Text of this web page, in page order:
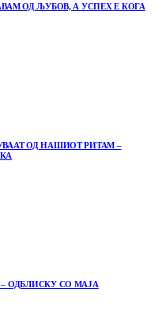
ОД ЉУБОВ, А УСПЕХ Е КОГА
ОД НАШИОТ РИТАМ –
ОДБЛИСКУ СО МАЈА